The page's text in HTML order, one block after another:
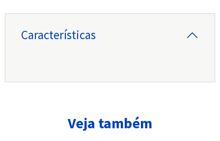
Características
Veja também